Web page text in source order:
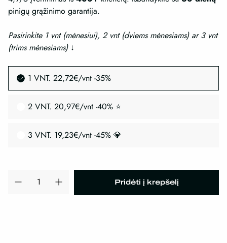
pinigų grąžinimo garantija.
Pasirinkite 1 vnt (mėnesiui), 2 vnt (dviems mėnesiams) ar 3 vnt
(trims mėnesiams)↓
1 VNT. 22,72€/vnt -35%
2 VNT. 20,97€/vnt -40% ⭐
3 VNT. 19,23€/vnt -45% 💎
Pridėti į krepšelį